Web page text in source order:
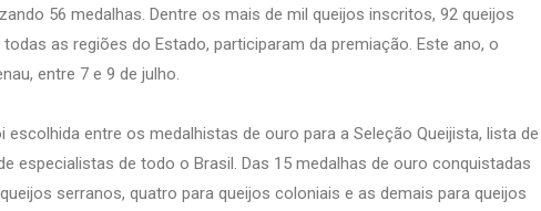
56 medalhas. Dentre os mais de mil queijos inscritos, 92 queijos
as regiões do Estado, participaram da premiação. Este ano, o
entre 7 e 9 de julho.
escolhida entre os medalhistas de ouro para a Seleção Queijista, lista de
especialistas de todo o Brasil. Das 15 medalhas de ouro conquistadas
serranos, quatro para queijos coloniais e as demais para queijos